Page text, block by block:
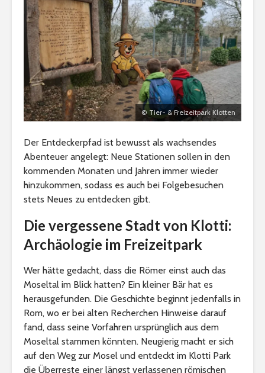
© Tier- & Freizeitpark Klotten
Der Entdeckerpfad ist bewusst als wachsendes
Abenteuer angelegt: Neue Stationen sollen in den
kommenden Monaten und Jahren immer wieder
hinzukommen, sodass es auch bei Folgebesuchen
stets Neues zu entdecken gibt.
Die vergessene Stadt von Klotti:
Archäologie im Freizeitpark
Wer hätte gedacht, dass die Römer einst auch das
Moseltal im Blick hatten? Ein kleiner Bär hat es
herausgefunden. Die Geschichte beginnt jedenfalls in
Rom, wo er bei alten Recherchen Hinweise darauf
fand, dass seine Vorfahren ursprünglich aus dem
Moseltal stammen könnten. Neugierig macht er sich
auf den Weg zur Mosel und entdeckt im Klotti Park
die Überreste einer längst verlassenen römischen